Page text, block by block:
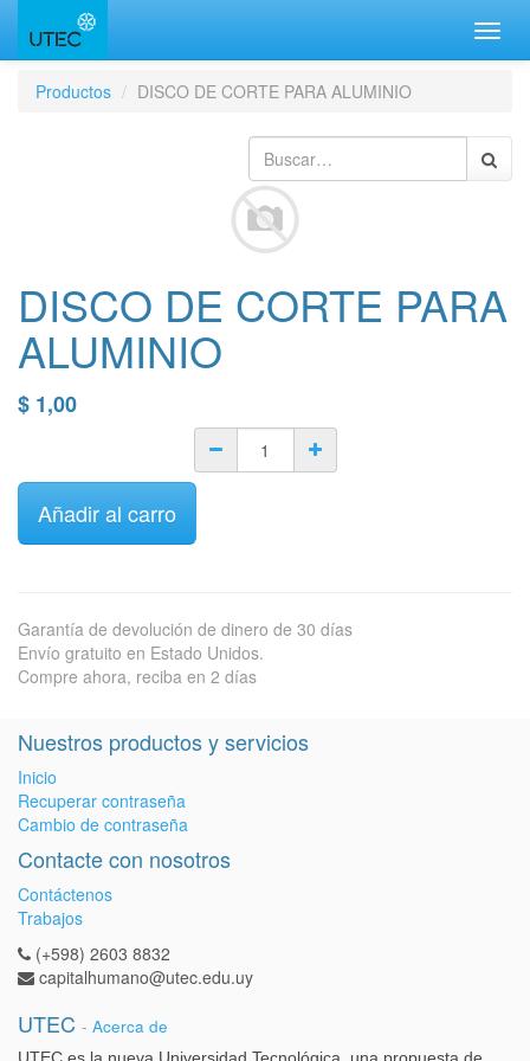
Productos
DISCO DE CORTE PARA ALUMINIO
DISCO DE CORTE PARA
ALUMINIO
$ 1,00
Añadir al carro
Garantía de devolución de dinero de 30 días
Envío gratuito en Estado Unidos.
Compre ahora, reciba en 2 días
Nuestros productos y servicios
Inicio
Recuperar contraseña
Cambio de contraseña
Contacte con nosotros
Contáctenos
Trabajos
(+598) 2603 8832
capitalhumano@utec.edu.uy
UTEC - Acerca de